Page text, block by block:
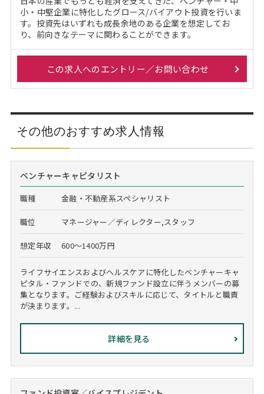
小・中堅企業に特化したグロース/バイアウト投資を行いま
す。投資先はいずれも成長余地のある企業を想定してお
り、前向きなテーマに関わることができます。
この求人へのエントリー／お問い合わせ
その他のおすすめ求人情報
ベンチャーキャピタリスト
職種 金融・不動産系スペシャリスト
職位 マネージャー／ディレクター,スタッフ
想定年収 600～1400万円
ライフサイエンスおよびヘルスケアに特化したベンチャーキャ
ピタル・ファンドでの、新規ファンド設立に伴うメンバーの募
集となります。ご経験およびスキルに応じて、タイトルと職責
が決まります。...
詳細を見る